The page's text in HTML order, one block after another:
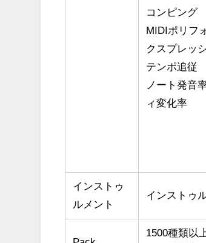
コンピング
MIDIポリフ
クスプレッ
テンポ追従
ノート発音
ィ変化率
インストゥ
ルメント
インストゥ
1500種類以